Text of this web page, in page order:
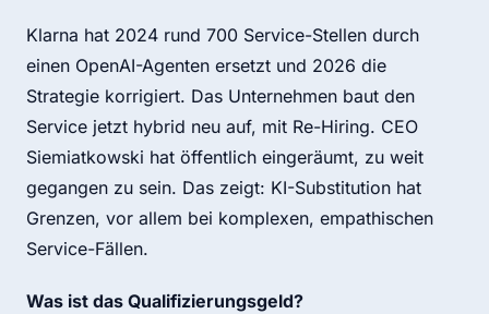
Klarna hat 2024 rund 700 Service-Stellen durch
einen OpenAI-Agenten ersetzt und 2026 die
Strategie korrigiert. Das Unternehmen baut den
Service jetzt hybrid neu auf, mit Re-Hiring. CEO
Siemiatkowski hat öffentlich eingeräumt, zu weit
gegangen zu sein. Das zeigt: KI-Substitution hat
Grenzen, vor allem bei komplexen, empathischen
Service-Fällen.
Was ist das Qualifizierungsgeld?